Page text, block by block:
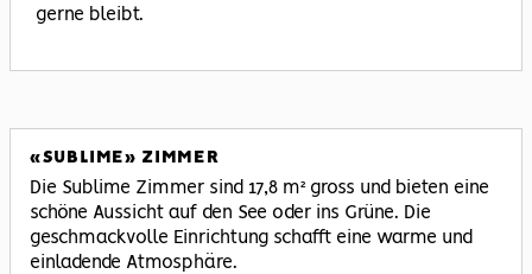
gerne bleibt.
«SUBLIME» ZIMMER
Die Sublime Zimmer sind 17,8 m² gross und bieten eine
schöne Aussicht auf den See oder ins Grüne. Die
geschmackvolle Einrichtung schafft eine warme und
einladende Atmosphäre.